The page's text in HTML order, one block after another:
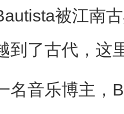
被江南
到了古代，这
音乐博主，